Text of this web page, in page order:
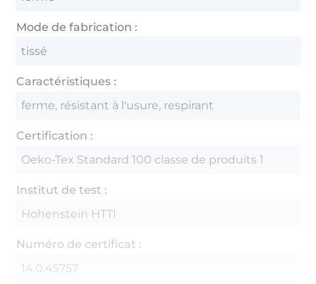
Mode de fabrication :
tissé
Caractéristiques :
ferme, résistant à l'usure, respirant
Certification :
Oeko-Tex Standard 100 classe de produits 1
Institut de test :
Hohenstein HTTI
Numéro de certificat :
14.0.45757